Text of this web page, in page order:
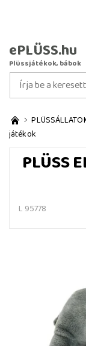
ePLÜSS.hu
Plüssjátékok, bábok
játékok
PLÜSS
L 95778